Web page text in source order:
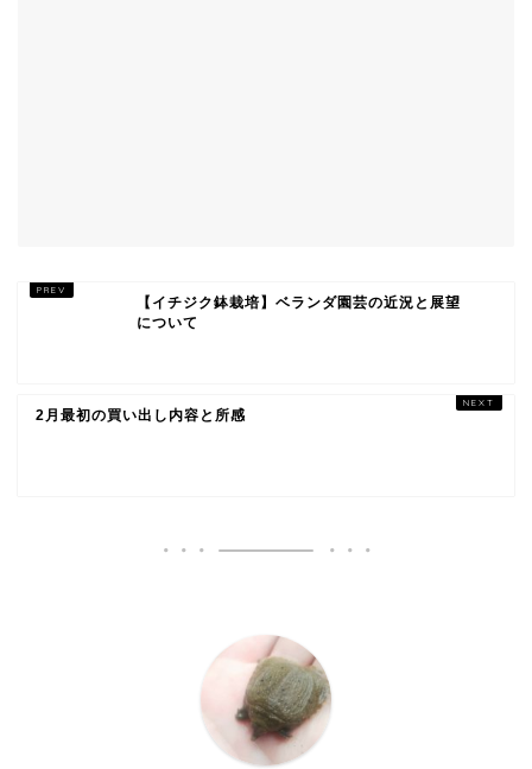
【イチジク鉢栽培】ベランダ園芸の近況と展望
について
2月最初の買い出し内容と所感